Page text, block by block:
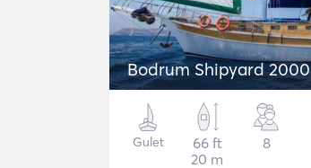
Bodrum Shipyard 2000
Gulet
66 ft
20 m
8